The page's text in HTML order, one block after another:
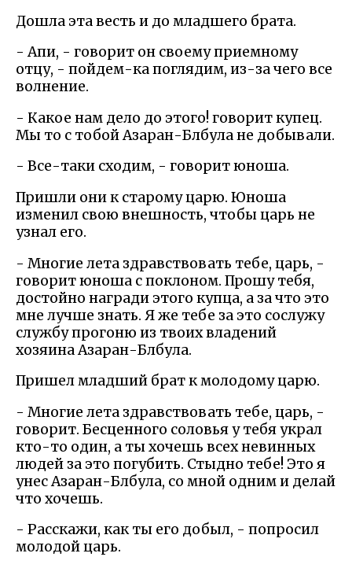
Дошла эта весть и до младшего брата.
- Апи, - говорит он своему приемному
отцу, - пойдем-ка поглядим, из-за чего все
волнение.
- Какое нам дело до этого! говорит купец.
Мы то с тобой Азаран-Блбула не добывали.
- Все-таки сходим, - говорит юноша.
Пришли они к старому царю. Юноша
изменил свою внешность, чтобы царь не
узнал его.
- Многие лета здравствовать тебе, царь, -
говорит юноша с поклоном. Прошу тебя,
достойно награди этого купца, а за что это
мне лучше знать. Я же тебе за это сослужу
службу прогоню из твоих владений
хозяина Азаран-Блбула.
Пришел младший брат к молодому царю.
- Многие лета здравствовать тебе, царь, -
говорит. Бесценного соловья у тебя украл
кто-то один, а ты хочешь всех невинных
людей за это погубить. Стыдно тебе! Это я
унес Азаран-Блбула, со мной одним и делай
что хочешь.
- Расскажи, как ты его добыл, - попросил
молодой царь.